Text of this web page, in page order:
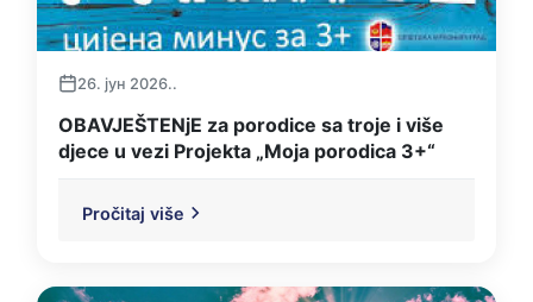
26. јун 2026..
OBAVJEŠTENjE za porodice sa troje i više
djece u vezi Projekta „Moja porodica 3+“
Pročitaj više